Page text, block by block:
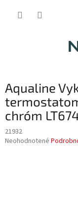
Aqualine
chróm
21932
Priemerné
Neohodnotené